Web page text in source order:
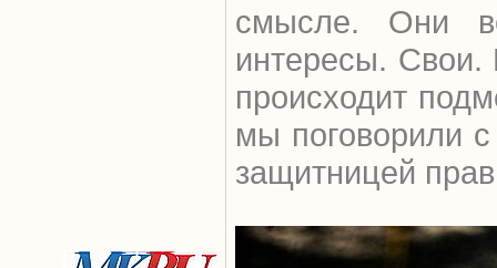
смысле. Они
интересы. Свои.
происходит
мы поговорили
защитницей